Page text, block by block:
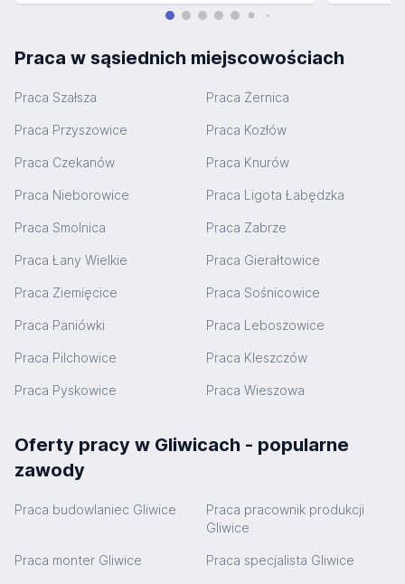
Praca w sąsiednich miejscowościach
Praca Szałsza Praca Żernica
Praca Przyszowice Praca Kozłów
Praca Czekanów Praca Knurów
Praca Nieborowice Praca Ligota Łabędzka
Praca Smolnica Praca Zabrze
Praca Łany Wielkie Praca Gierałtowice
Praca Ziemięcice Praca Sośnicowice
Praca Paniówki Praca Leboszowice
Praca Pilchowice Praca Kleszczów
Praca Pyskowice Praca Wieszowa
Oferty pracy w Gliwicach - popularne
zawody
Praca budowlaniec Gliwice
Praca pracownik produkcji
Gliwice
Praca monter Gliwice Praca specjalista Gliwice